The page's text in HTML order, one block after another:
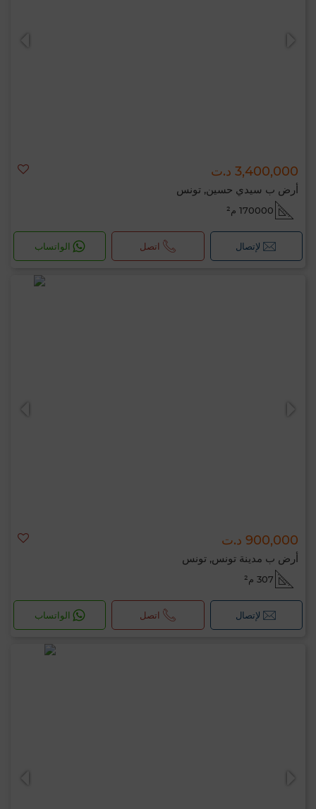
3,400,000 د.ت
أرض ب سيدي حسين, تونس
170000 م²
لإتصال اتصل الواتساب
900,000 د.ت
أرض ب مدينة تونس, تونس
307 م²
لإتصال اتصل الواتساب